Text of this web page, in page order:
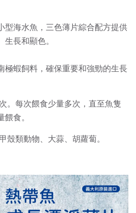
型海水魚，三色薄片綜合配方提供
長和顯色。
極蝦飼料，確保重要和強勁的生長
。每次餵食少量多次，直至魚隻
食。
殼類動物、大蒜、胡蘿蔔。